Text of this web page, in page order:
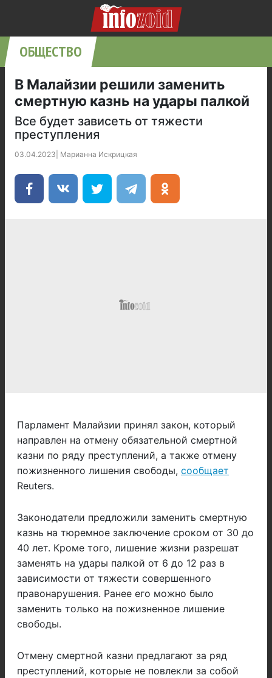
ОБЩЕСТВО
В Малайзии решили заменить
смертную казнь на удары палкой
Все будет зависеть от тяжести
преступления
03.04.2023 Марианна Искрицкая
Парламент Малайзии принял закон, который
направлен на отмену обязательной смертной
казни по ряду преступлений, а также отмену
пожизненного лишения свободы, сообщает
Reuters.
Законодатели предложили заменить смертную
казнь на тюремное заключение сроком от 30 до
40 лет. Кроме того, лишение жизни разрешат
заменять на удары палкой от 6 до 12 раз в
зависимости от тяжести совершенного
правонарушения. Ранее его можно было
заменить только на пожизненное лишение
свободы.
Отмену смертной казни предлагают за ряд
преступлений, которые не повлекли за собой